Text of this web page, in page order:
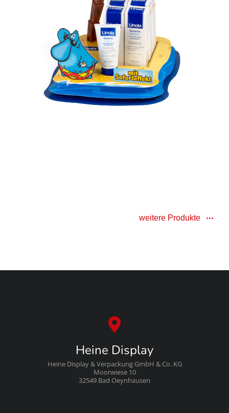
weitere Produkte
Heine Display
Heine Display & Verpackung GmbH & Co. KG
Moorwiese 10
32549 Bad Oeynhausen